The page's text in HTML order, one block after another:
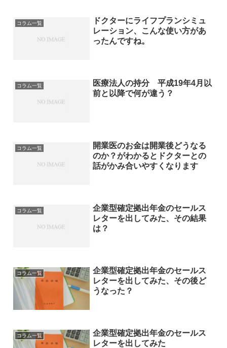
コラム一覧
ドクターにライフプランシミュ
レーション、こんな使い方があ
ったんですね。
コラム一覧
医療法人の持分 平成19年4月以
前と以降で何が違う？
コラム一覧
開業医のお金は開業後どうなる
のか？がわかるとドクターとの
話がかみ合いやすくなります
コラム一覧
企業型確定拠出年金のセールス
レターを出してみた、その結果
は？
コラム一覧
企業型確定拠出年金のセールス
レターを出してみた、その後ど
うなった？
コラム一覧
企業型確定拠出年金のセールス
レターを出してみた